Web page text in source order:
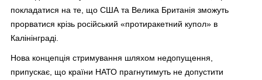
покладатися на те, що США та Велика Британія зможуть
прорватися крізь російський «протиракетний купол» в
Калінінграді.
Нова концепція стримування шляхом недопущення,
припускає, що країни НАТО прагнутимуть не допустити